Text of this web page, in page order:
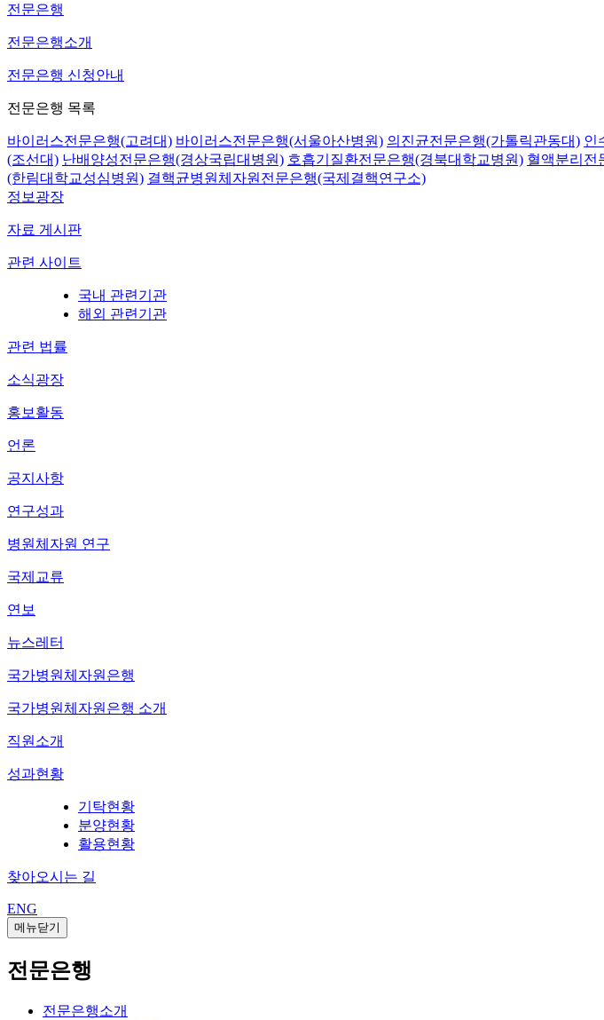
전문은행
전문은행소개
전문은행 신청안내
전문은행 목록
바이러스전문은행(고려대) 바이러스전문은행(서울아산병원) 의진균전문은행(가톨릭관동대) 인
(조선대) 난배양성전문은행(경상국립대병원) 호흡기질환전문은행(경북대학교병원) 혈액분리전
(한림대학교성심병원) 결핵균병원체자원전문은행(국제결핵연구소)
정보광장
자료 게시판
관련 사이트
국내 관련기관
해외 관련기관
관련 법률
소식광장
홍보활동
언론
공지사항
연구성과
병원체자원 연구
국제교류
연보
뉴스레터
국가병원체자원은행
국가병원체자원은행 소개
직원소개
성과현황
기탁현황
분양현황
활용현황
찾아오시는 길
ENG
메뉴닫기
전문은행
전문은행소개